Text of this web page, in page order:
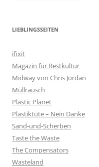
LIEBLINGSSEITEN
ifixit
Magazin für Restkultur
Midway von Chris Jordan
Müllrausch
Plastic Planet
Plastiktüte – Nein Danke
Sand-und-Scherben
Taste the Waste
The Compensators
Wasteland